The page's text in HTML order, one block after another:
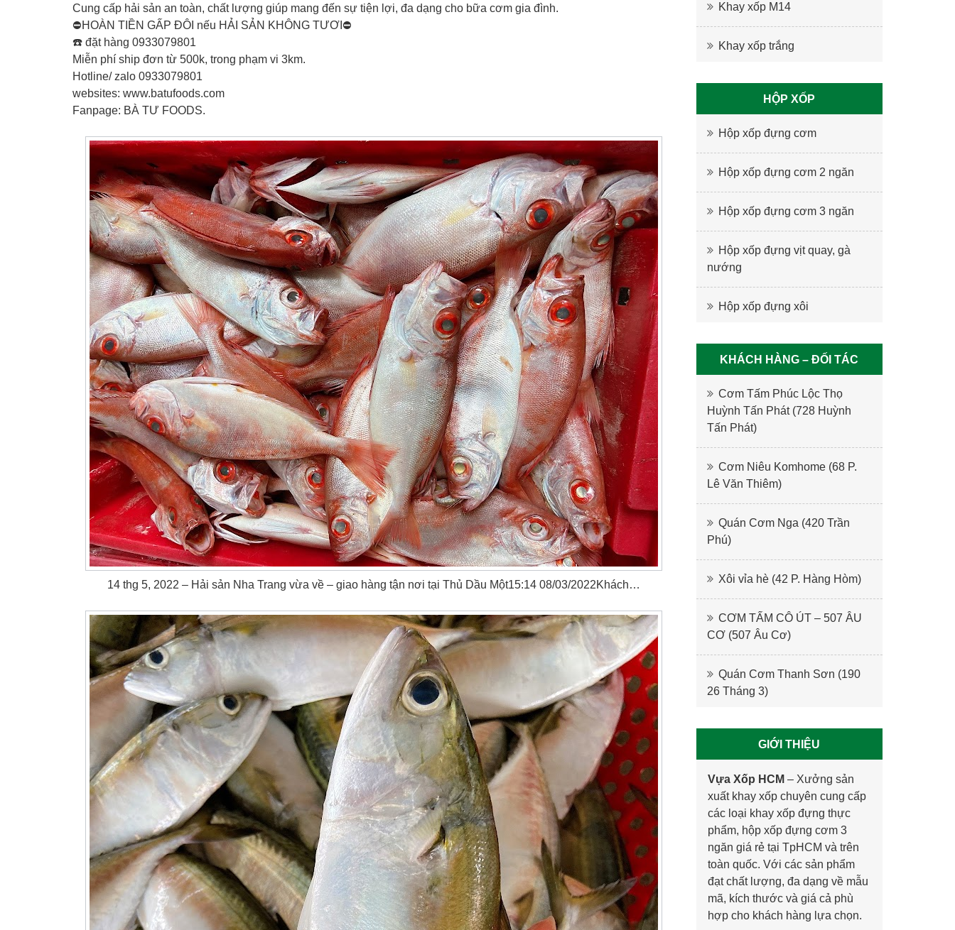
Cung cấp hải sản an toàn, chất lượng giúp mang đến sự tiện lợi, đa dạng cho bữa cơm gia đình.
⛔HOÀN TIỀN GẤP ĐÔI nếu HẢI SẢN KHÔNG TƯƠI⛔
☎️ đặt hàng 0933079801
Miễn phí ship đơn từ 500k, trong phạm vi 3km.
Hotline/ zalo 0933079801
websites: www.batufoods.com
Fanpage: BÀ TƯ FOODS.
14 thg 5, 2022 – Hải sản Nha Trang vừa về – giao hàng tận nơi tại Thủ Dầu Một15:14 08/03/2022Khách…
Khay xốp M14
Khay xốp trắng
HỘP XỐP
Hộp xốp đựng cơm
Hộp xốp đựng cơm 2 ngăn
Hộp xốp đựng cơm 3 ngăn
Hộp xốp đựng vịt quay, gà
nướng
Hộp xốp đựng xôi
KHÁCH HÀNG – ĐỐI TÁC
Cơm Tấm Phúc Lộc Thọ
Huỳnh Tấn Phát (728 Huỳnh
Tấn Phát)
Cơm Niêu Komhome (68 P.
Lê Văn Thiêm)
Quán Cơm Nga (420 Trần
Phú)
Xôi vỉa hè (42 P. Hàng Hòm)
CƠM TẤM CÔ ÚT – 507 ÂU
CƠ (507 Âu Cơ)
Quán Cơm Thanh Sơn (190
26 Tháng 3)
GIỚI THIỆU
Vựa Xốp HCM – Xưởng sản
xuất khay xốpchuyên cung cấp
các loại khay xốp đựng thực
phẩm, hộp xốp đựng cơm 3
ngăn giá rẻ tại TpHCM và trên
toàn quốc. Với các sản phẩm
đạt chất lượng, đa dạng về mẫu
mã, kích thước và giá cả phù
hợp cho khách hàng lựa chọn.